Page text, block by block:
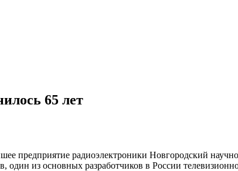
65 лет
предприятие радиоэлектроники Новгородский
один из основных разработчиков в России